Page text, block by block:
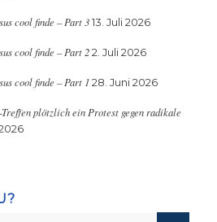
cool finde – Part 3 13. Juli 2026
cool finde – Part 2 2. Juli 2026
cool finde – Part 1 28. Juni 2026
plötzlich ein Protest gegen radikale